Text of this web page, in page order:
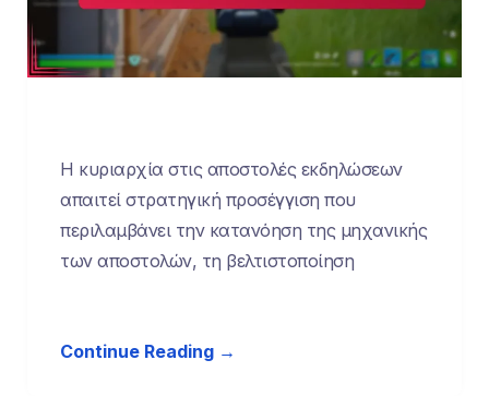
Η κυριαρχία στις αποστολές εκδηλώσεων
απαιτεί στρατηγική προσέγγιση που
περιλαμβάνει την κατανόηση της μηχανικής
των αποστολών, τη βελτιστοποίηση
Continue Reading →